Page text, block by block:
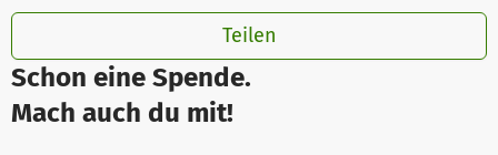
Schon eine Spende.
Mach auch du mit!
Teilen